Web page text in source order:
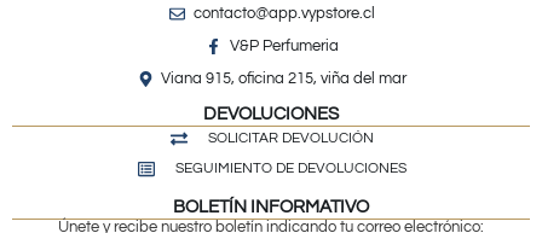
contacto@app.vypstore.cl
V&P Perfumeria
Viana 915, oficina 215, viña del mar
DEVOLUCIONES
SOLICITAR DEVOLUCIÓN
SEGUIMIENTO DE DEVOLUCIONES
BOLETÍN INFORMATIVO
Únete y recibe nuestro boletín indicando tu correo electrónico: